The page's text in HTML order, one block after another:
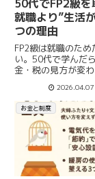
50代でFP2級を
就職より”生活
つの理由
FP2級は就職のため
い。50代で学んだ
金・税の見方が変
療費控除にも役立
つの理由でまとめま
2026.04.07
お金と制度